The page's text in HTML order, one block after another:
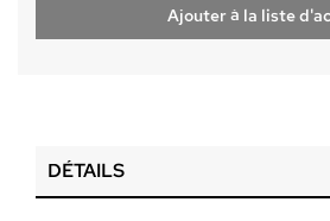
Ajouter à la liste
DÉTAILS